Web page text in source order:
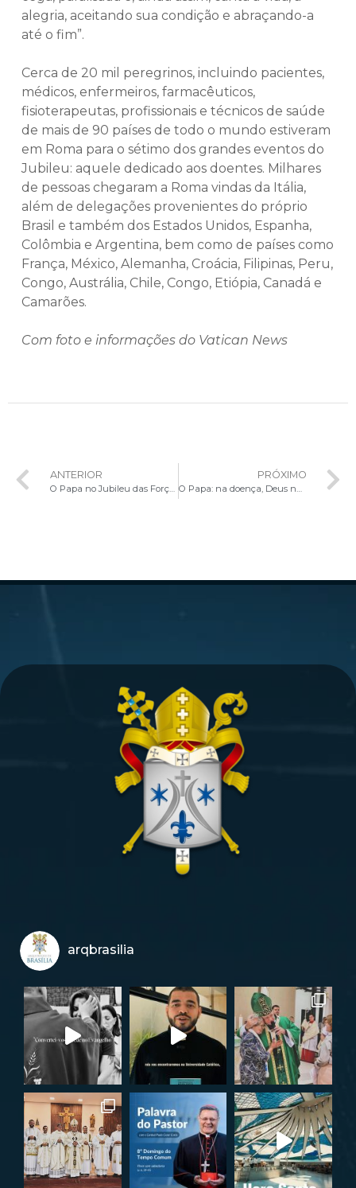
alegria, aceitando sua condição e abraçando-a
até o fim”.
Cerca de 20 mil peregrinos, incluindo pacientes,
médicos, enfermeiros, farmacêuticos,
fisioterapeutas, profissionais e técnicos de saúde
de mais de 90 países de todo o mundo estiveram
em Roma para o sétimo dos grandes eventos do
Jubileu: aquele dedicado aos doentes. Milhares
de pessoas chegaram a Roma vindas da Itália,
além de delegações provenientes do próprio
Brasil e também dos Estados Unidos, Espanha,
Colômbia e Argentina, bem como de países como
França, México, Alemanha, Croácia, Filipinas, Peru,
Congo, Austrália, Chile, Congo, Etiópia, Canadá e
Camarões.
Com foto e informações do Vatican News
ANTERIOR
O Papa no Jubileu das Forças Armadas, Polícia e Segurança: o bem pode vencer
PRÓXIMO
O Papa: na doença, Deus não nos deixa sozinhos. Francisco chega de surpresa à Praça
arqbrasilia